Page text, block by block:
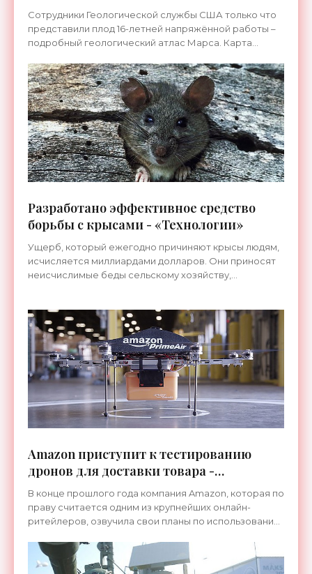
«Космос»
Сотрудники Геологической службы США только что
представили плод 16-летней напряжённой работы –
подробный геологический атлас Марса. Карта
поверхности
Разработано эффективное средство
борьбы с крысами - «Технологии»
Ущерб, который ежегодно причиняют крысы людям,
исчисляется миллиардами долларов. Они приносят
неисчислимые беды сельскому хозяйству,
Amazon приступит к тестированию
дронов для доставки товара -
«Технологии»
В конце прошлого года компания Amazon, которая по
праву считается одним из крупнейших онлайн-
ритейлеров, озвучила свои планы по использованию
покупателям. И,